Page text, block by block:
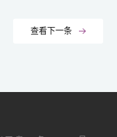
查看下一条